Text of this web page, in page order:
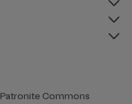
Patronite Commons